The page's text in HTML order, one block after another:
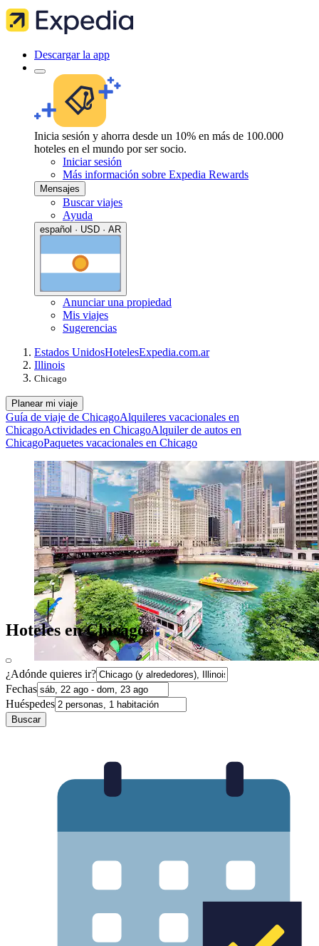
Descargar la app
Inicia sesión y ahorra desde un 10% en más de 100.000
hoteles en el mundo por ser socio.
Iniciar sesión
Más información sobre Expedia Rewards
Mensajes
Buscar viajes
Ayuda
español · USD · AR
Anunciar una propiedad
Mis viajes
Sugerencias
Estados UnidosHotelesExpedia.com.ar
Illinois
Chicago
Planear mi viaje
Guía de viaje de ChicagoAlquileres vacacionales en
ChicagoActividades en ChicagoAlquiler de autos en
ChicagoPaquetes vacacionales en Chicago
Hoteles en Chicago
¿Adónde quieres ir?
Fechas
Huéspedes
Buscar